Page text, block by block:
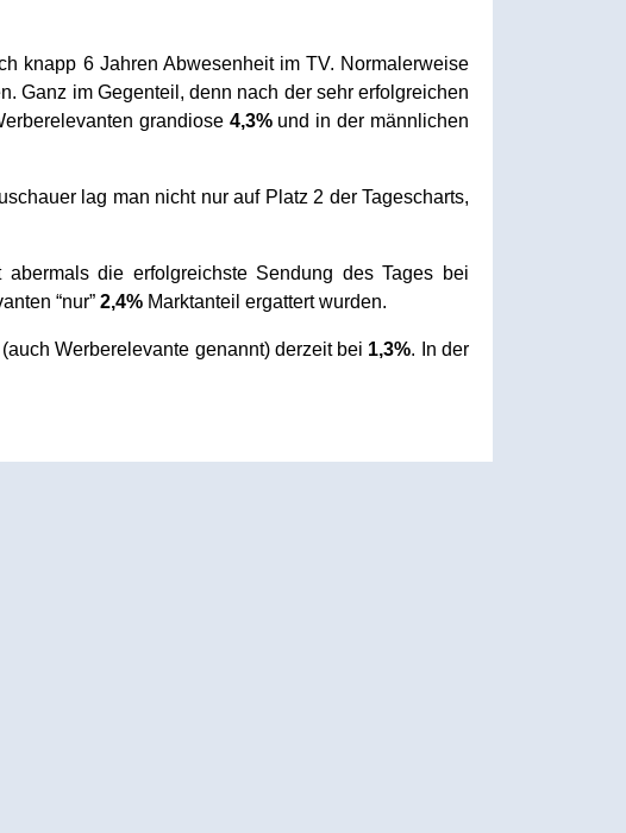
knapp 6 Jahren Abwesenheit im TV. Normalerweise
Ganz im Gegenteil, denn nach der sehr erfolgreichen
grandiose 4,3% und in der männlichen
lag man nicht nur auf Platz 2 der Tagescharts,
die erfolgreichste Sendung des Tages bei
“nur” 2,4% Marktanteil ergattert wurden.
Werberelevante genannt) derzeit bei 1,3%. In der